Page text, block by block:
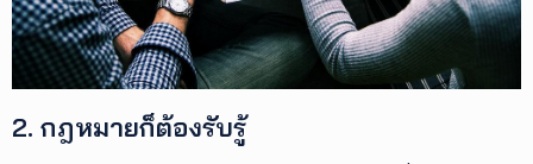
2. กฎหมายก็ต้องรับรู้